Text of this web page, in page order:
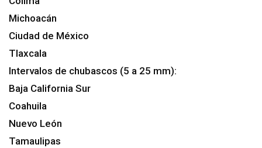
Michoacán
Ciudad de México
Tlaxcala
Intervalos de chubascos (5 a 25 mm):
Baja California Sur
Coahuila
Nuevo León
Tamaulipas